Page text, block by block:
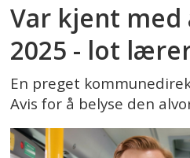
Var kjent
2025 - lot
En preget
Avis for å belyse den